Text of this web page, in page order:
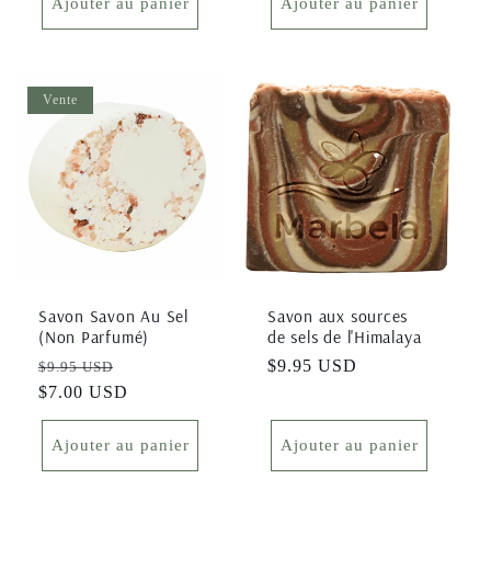
Ajouter au panier Ajouter au panier
Vente
Savon Savon Au Sel
(Non Parfumé)
Prix
habituel
$9.95 USD
soldé
$7.00 USD
Ajouter au panier
Savon aux sources
de sels de l'Himalaya
Prix
$9.95 USD
Ajouter au panier